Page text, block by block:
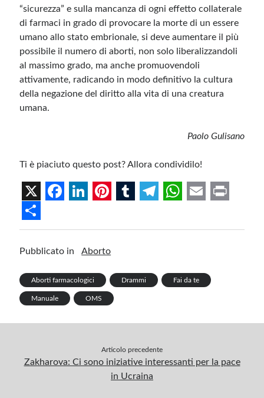
“sicurezza” e sulla mancanza di ogni effetto collaterale
di farmaci in grado di provocare la morte di un essere
umano allo stato embrionale, si deve aumentare il più
possibile il numero di aborti, non solo liberalizzandoli
al massimo grado, ma anche promuovendoli
attivamente, radicando in modo definitivo la cultura
della negazione del diritto alla vita di una creatura
umana.
Paolo Gulisano
Ti è piaciuto questo post? Allora condividilo!
X
a
c
b
o
o
i
n
e
d
I
i
n
e
r
e
t
u
l
e
g
a
m
h
s
p
m
l
r
t
S
h
r
e
Pubblicato in Aborto
Aborti farmacologici Drammi Fai da te
Manuale OMS
Articolo precedente
Zakharova: Ci sono iniziative interessanti per la pace
in Ucraina